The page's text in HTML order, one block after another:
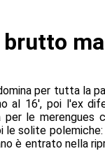
brutto
per tutta la
al 16', poi l'ex
le merengues
le solite
è entrato nella